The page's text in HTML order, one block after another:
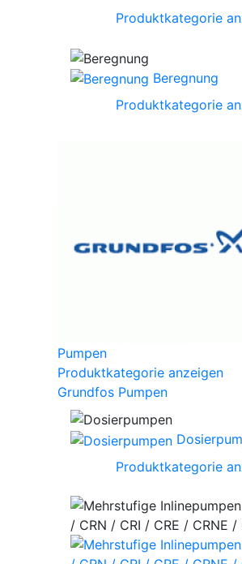
Produktkategorie
Beregnung
Produktkategorie
Pumpen
Produktkategorie anzeigen
Grundfos Pumpen
Produktkategorie